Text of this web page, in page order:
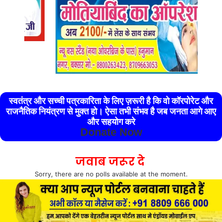
स्वतंत्र और सच्ची पत्रकारिता के लिए ज़रूरी है कि वो कॉरपोरेट और
राजनैतिक नियंत्रण से मुक्त हो। ऐसा तभी संभव है जब जनता आगे आए
और सहयोग करे
Donate Now
जवाब जरूर दे
Sorry, there are no polls available at the moment.